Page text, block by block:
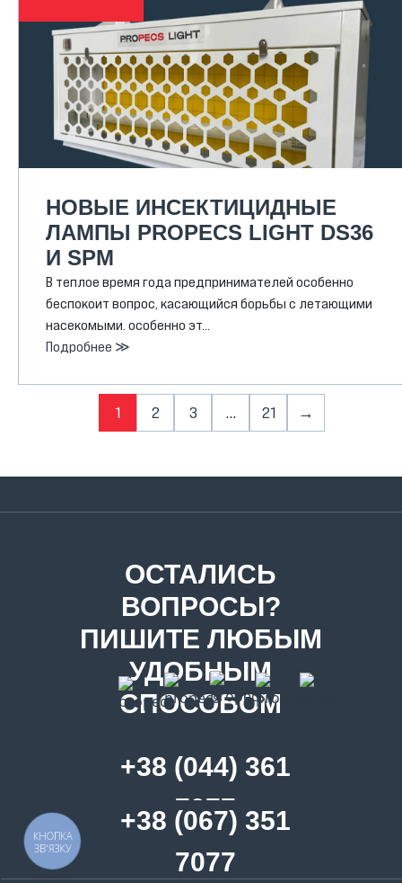
НОВЫЕ ИНСЕКТИЦИДНЫЕ
ЛАМПЫ PROPECS LIGHT DS36
И SPM
В теплое время года предпринимателей особенно
беспокоит вопрос, касающийся борьбы с летающими
насекомыми. особенно эт…
Подробнее ≫
1 2 3 … 21 →
ОСТАЛИСЬ
ВОПРОСЫ?
ПИШИТЕ ЛЮБЫМ
УДОБНЫМ
СПОСОБОМ
+38 (044) 361
7077
+38 (067) 351
7077
КНОПКА
ЗВ'ЯЗКУ